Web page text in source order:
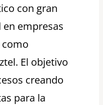
con gran
empresas
El objetivo
creando
para la